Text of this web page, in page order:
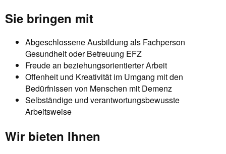
Sie bringen mit
Abgeschlossene Ausbildung als Fachperson
Gesundheit oder Betreuung EFZ
Freude an beziehungsorientierter Arbeit
Offenheit und Kreativität im Umgang mit den
Bedürfnissen von Menschen mit Demenz
Selbständige und verantwortungsbewusste
Arbeitsweise
Wir bieten Ihnen